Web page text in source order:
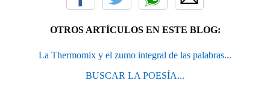
OTROS ARTÍCULOS EN ESTE BLOG:
La Thermomix y el zumo integral de las palabras...
BUSCAR LA POESÍA...